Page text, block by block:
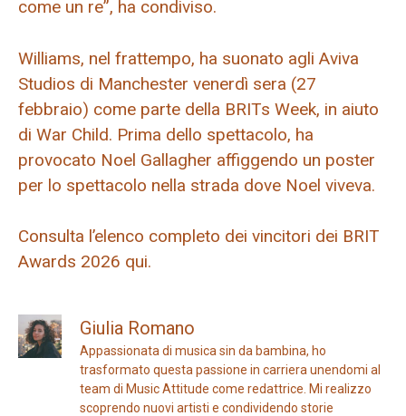
come un re”, ha condiviso.
Williams, nel frattempo, ha suonato agli Aviva
Studios di Manchester venerdì sera (27
febbraio) come parte della BRITs Week, in aiuto
di War Child. Prima dello spettacolo, ha
provocato Noel Gallagher affiggendo un poster
per lo spettacolo nella strada dove Noel viveva.
Consulta l’elenco completo dei vincitori dei BRIT
Awards 2026 qui.
Giulia Romano
Appassionata di musica sin da bambina, ho
trasformato questa passione in carriera unendomi al
team di Music Attitude come redattrice. Mi realizzo
scoprendo nuovi artisti e condividendo storie